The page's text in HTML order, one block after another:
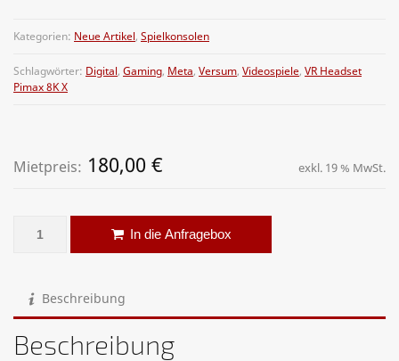
Kategorien: Neue Artikel, Spielkonsolen
Schlagwörter: Digital, Gaming, Meta, Versum, Videospiele, VR Headset
Pimax 8K X
Mietpreis: 180,00 € exkl. 19 % MwSt.
VR Headset - Pimax 8K X Menge
In die Anfragebox
Beschreibung
Beschreibung